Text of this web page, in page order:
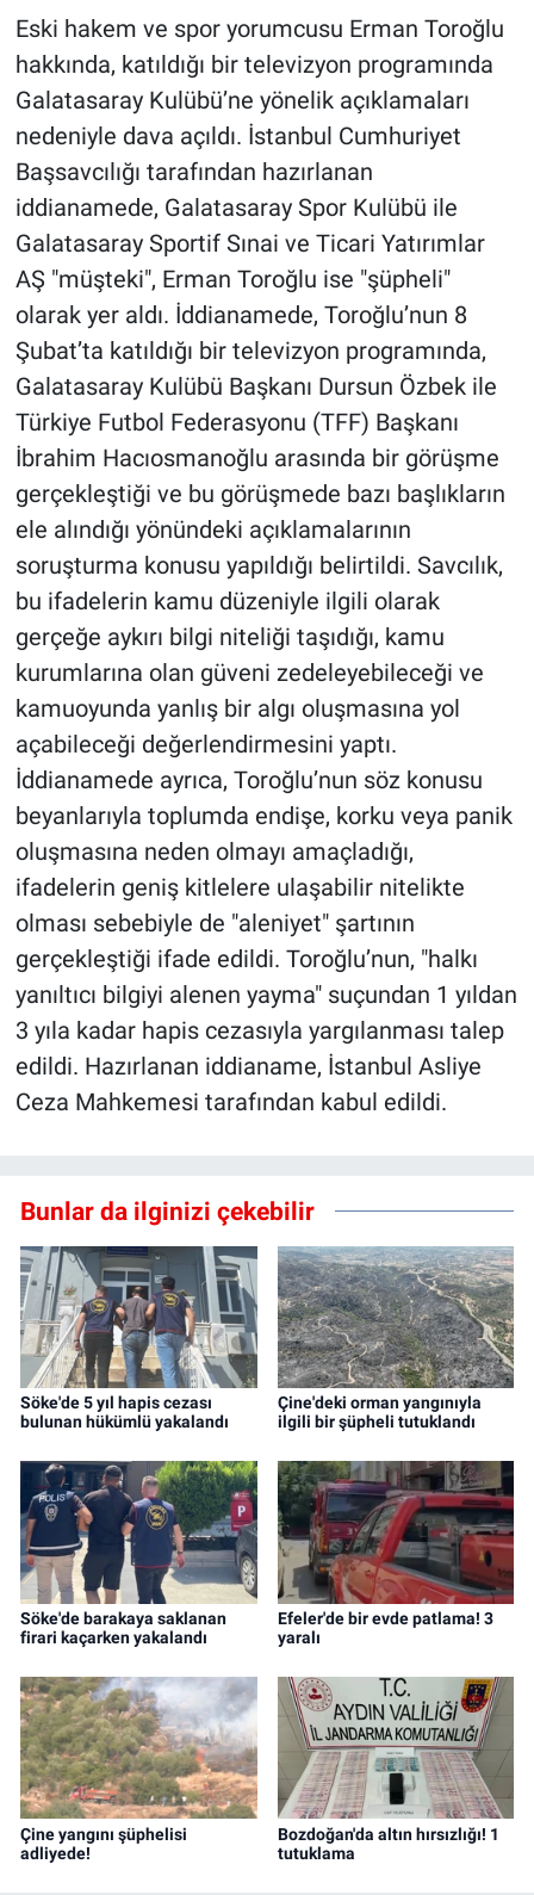
Eski hakem ve spor yorumcusu Erman Toroğlu
hakkında, katıldığı bir televizyon programında
Galatasaray Kulübü’ne yönelik açıklamaları
nedeniyle dava açıldı. İstanbul Cumhuriyet
Başsavcılığı tarafından hazırlanan
iddianamede, Galatasaray Spor Kulübü ile
Galatasaray Sportif Sınai ve Ticari Yatırımlar
AŞ "müşteki", Erman Toroğlu ise "şüpheli"
olarak yer aldı. İddianamede, Toroğlu’nun 8
Şubat’ta katıldığı bir televizyon programında,
Galatasaray Kulübü Başkanı Dursun Özbek ile
Türkiye Futbol Federasyonu (TFF) Başkanı
İbrahim Hacıosmanoğlu arasında bir görüşme
gerçekleştiği ve bu görüşmede bazı başlıkların
ele alındığı yönündeki açıklamalarının
soruşturma konusu yapıldığı belirtildi. Savcılık,
bu ifadelerin kamu düzeniyle ilgili olarak
gerçeğe aykırı bilgi niteliği taşıdığı, kamu
kurumlarına olan güveni zedeleyebileceği ve
kamuoyunda yanlış bir algı oluşmasına yol
açabileceği değerlendirmesini yaptı.
İddianamede ayrıca, Toroğlu’nun söz konusu
beyanlarıyla toplumda endişe, korku veya panik
oluşmasına neden olmayı amaçladığı,
ifadelerin geniş kitlelere ulaşabilir nitelikte
olması sebebiyle de "aleniyet" şartının
gerçekleştiği ifade edildi. Toroğlu’nun, "halkı
yanıltıcı bilgiyi alenen yayma" suçundan 1 yıldan
3 yıla kadar hapis cezasıyla yargılanması talep
edildi. Hazırlanan iddianame, İstanbul Asliye
Ceza Mahkemesi tarafından kabul edildi.
Bunlar da ilginizi çekebilir
Söke'de 5 yıl hapis cezası
bulunan hükümlü yakalandı
Çine'deki orman yangınıyla
ilgili bir şüpheli tutuklandı
Söke'de barakaya saklanan
firari kaçarken yakalandı
Efeler'de bir evde patlama! 3
yaralı
Çine yangını şüphelisi
adliyede!
Bozdoğan'da altın hırsızlığı! 1
tutuklama